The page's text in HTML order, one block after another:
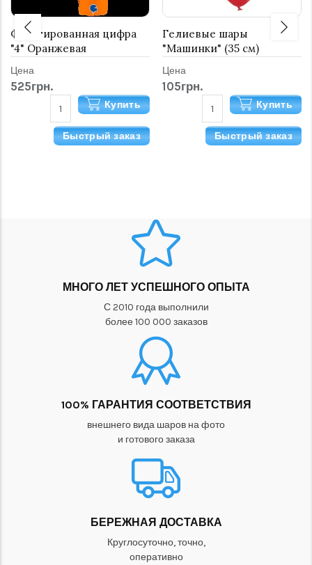
Фольгированная цифра
"4" Оранжевая
Цена
525грн.
Купить
Быстрый заказ
Гелиевые шары
"Машинки" (35 см)
Цена
105грн.
Купить
Быстрый заказ
МНОГО ЛЕТ УСПЕШНОГО ОПЫТА
С 2010 года выполнили
более 100 000 заказов
100% ГАРАНТИЯ СООТВЕТСТВИЯ
внешнего вида шаров на фото
и готового заказа
БЕРЕЖНАЯ ДОСТАВКА
Круглосуточно, точно,
оперативно